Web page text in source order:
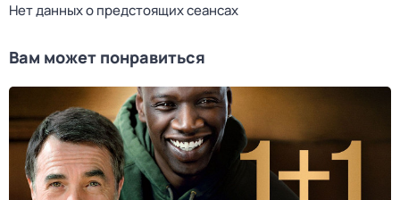
Нет данных о предстоящих сеансах
Вам может понравиться